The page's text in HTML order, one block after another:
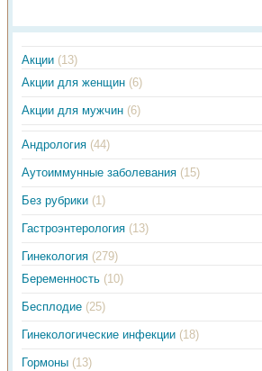
Акции (13)
Акции для женщин (6)
Акции для мужчин (6)
Андрология (44)
Аутоиммунные заболевания (15)
Без рубрики (1)
Гастроэнтерология (13)
Гинекология (279)
Беременность (10)
Бесплодие (25)
Гинекологические инфекции (18)
Гормоны (13)